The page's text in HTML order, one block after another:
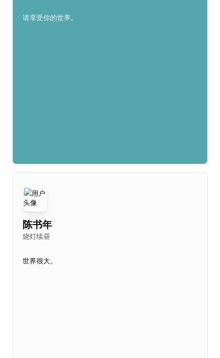
请享受你的世界。
陈书年
烧灯续昼
世界很大。